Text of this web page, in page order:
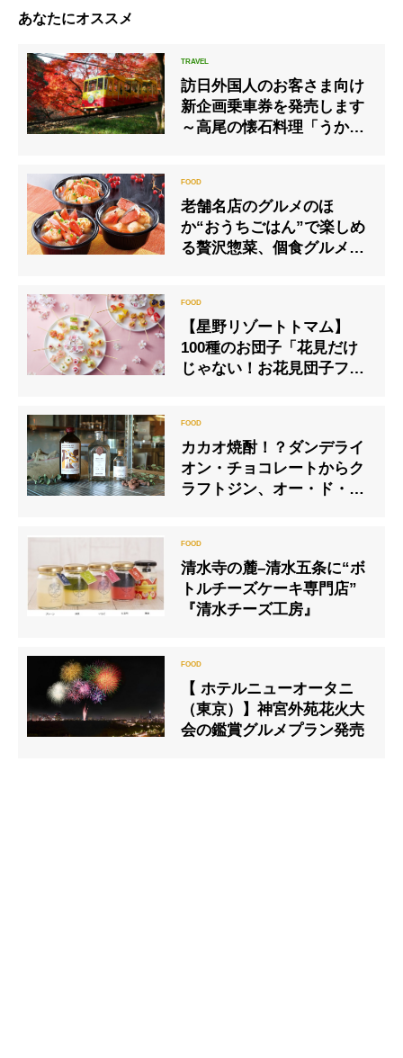
あなたにオススメ
訪日外国人のお客さま向け
新企画乗車券を発売します
～高尾の懐石料理「うかい
老舗名店のグルメのほ
か“おうちごはん”で楽しめ
る贅沢惣菜、個食グルメに
【星野リゾートトマム】
100種のお団子「花見だけ
じゃない！お花見団子フェ
カカオ焼酎！？ダンデライ
オン・チョコレートからク
ラフトジン、オー・ド・ビ
清水寺の麓–清水五条に“ボ
トルチーズケーキ専門店”
『清水チーズ工房』
【 ホテルニューオータニ
（東京）】神宮外苑花火大
会の鑑賞グルメプラン発売